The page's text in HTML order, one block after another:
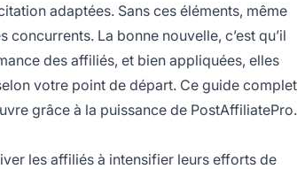
adaptées. Sans ces éléments, même
La bonne nouvelle, c’est qu’il
des affiliés, et bien appliquées, elles
votre point de départ. Ce guide complet
grâce à la puissance de PostAffiliatePro.
les affiliés à intensifier leurs efforts de